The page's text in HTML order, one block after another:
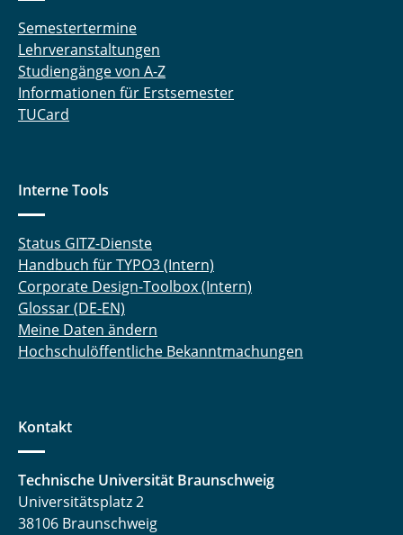
Semestertermine
Lehrveranstaltungen
Studiengänge von A-Z
Informationen für Erstsemester
TUCard
Interne Tools
Status GITZ-Dienste
Handbuch für TYPO3 (Intern)
Corporate Design-Toolbox (Intern)
Glossar (DE-EN)
Meine Daten ändern
Hochschulöffentliche Bekanntmachungen
Kontakt
Technische Universität Braunschweig
Universitätsplatz 2
38106 Braunschweig